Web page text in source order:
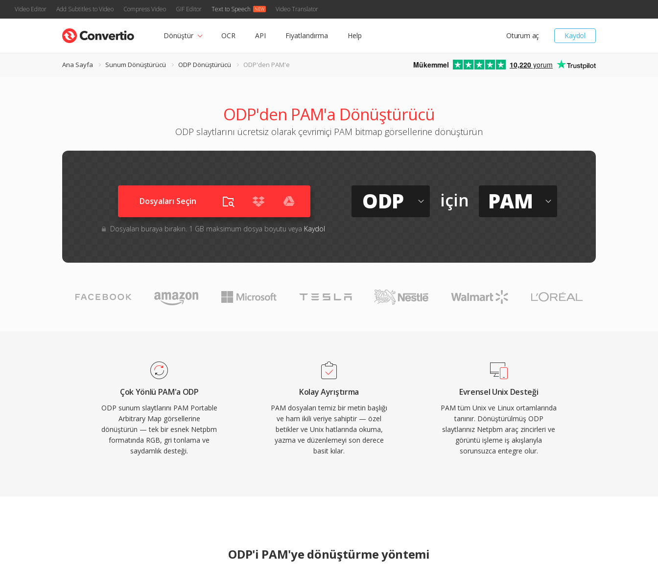
Video Editor Add Subtitles to Video Compress Video GIF Editor Text to Speech Video Translator
Kaydol
Oturum aç
Dönüştür OCR API Fiyatlandırma Help
Ana Sayfa Sunum Dönüştürücü ODP Dönüştürücü ODP'den PAM'e Mükemmel 10,220 yorum
ODP'den PAM'a Dönüştürücü
ODP slaytlarını ücretsiz olarak çevrimiçi PAM bitmap görsellerine dönüştürün
Dosyaları Seçin
Dosyaları buraya bırakın. 1 GB maksimum dosya boyutu veya Kaydol
ODP için PAM
Çok Yönlü PAM'a ODP
ODP sunum slaytlarını PAM Portable
Arbitrary Map görsellerine
dönüştürün — tek bir esnek Netpbm
formatında RGB, gri tonlama ve
saydamlık desteği.
Kolay Ayrıştırma
PAM dosyaları temiz bir metin başlığı
ve ham ikili veriye sahiptir — özel
betikler ve Unix hatlarında okuma,
yazma ve düzenlemeyi son derece
basit kılar.
Evrensel Unix Desteği
PAM tüm Unix ve Linux ortamlarında
tanınır. Dönüştürülmüş ODP
slaytlarınız Netpbm araç zincirleri ve
görüntü işleme iş akışlarıyla
sorunsuzca entegre olur.
ODP'i PAM'ye dönüştürme yöntemi